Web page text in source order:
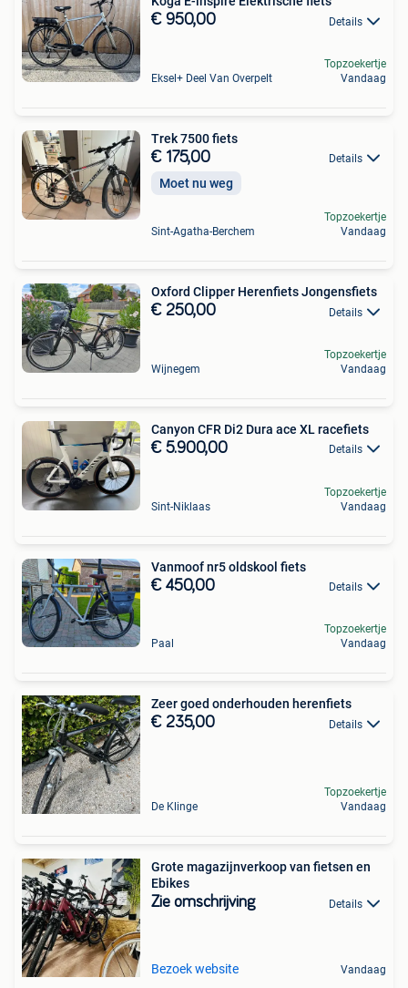
€ 950,00 Details
Eksel+ Deel Van Overpelt
Topzoekertje
Vandaag
Trek 7500 fiets
€ 175,00 Details
Moet nu weg
Sint-Agatha-Berchem
Topzoekertje
Vandaag
Oxford Clipper Herenfiets Jongensfiets
€ 250,00 Details
Wijnegem
Topzoekertje
Vandaag
Canyon CFR Di2 Dura ace XL racefiets
€ 5.900,00 Details
Sint-Niklaas
Topzoekertje
Vandaag
Vanmoof nr5 oldskool fiets
€ 450,00 Details
Paal
Topzoekertje
Vandaag
Zeer goed onderhouden herenfiets
€ 235,00 Details
De Klinge
Topzoekertje
Vandaag
Grote magazijnverkoop van fietsen en
Ebikes
Zie omschrijving Details
Bezoek website Vandaag